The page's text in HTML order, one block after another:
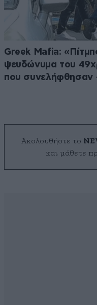
Greek Μafia:
ψευδώνυμα του
που συνελήφθησαν
Ακολουθήστε το
και μάθετε